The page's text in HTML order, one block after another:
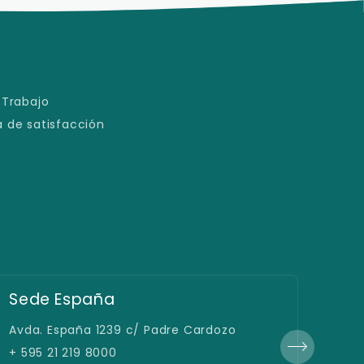
de satisfacción
Educación a Distancia
Avda. España 1239 c/ Padre Cardozo
+ 595 21 219 8000